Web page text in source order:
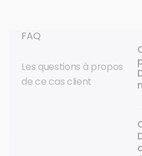
FAQ
Les questions à propos
de ce cas client